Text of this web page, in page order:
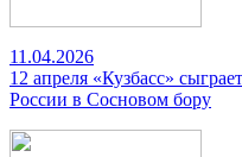
11.04.2026
12 апреля «Кузбасс»
России в Сосновом бору